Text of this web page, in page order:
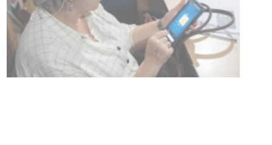
Siniestro laboral con tiernizadora
de carne